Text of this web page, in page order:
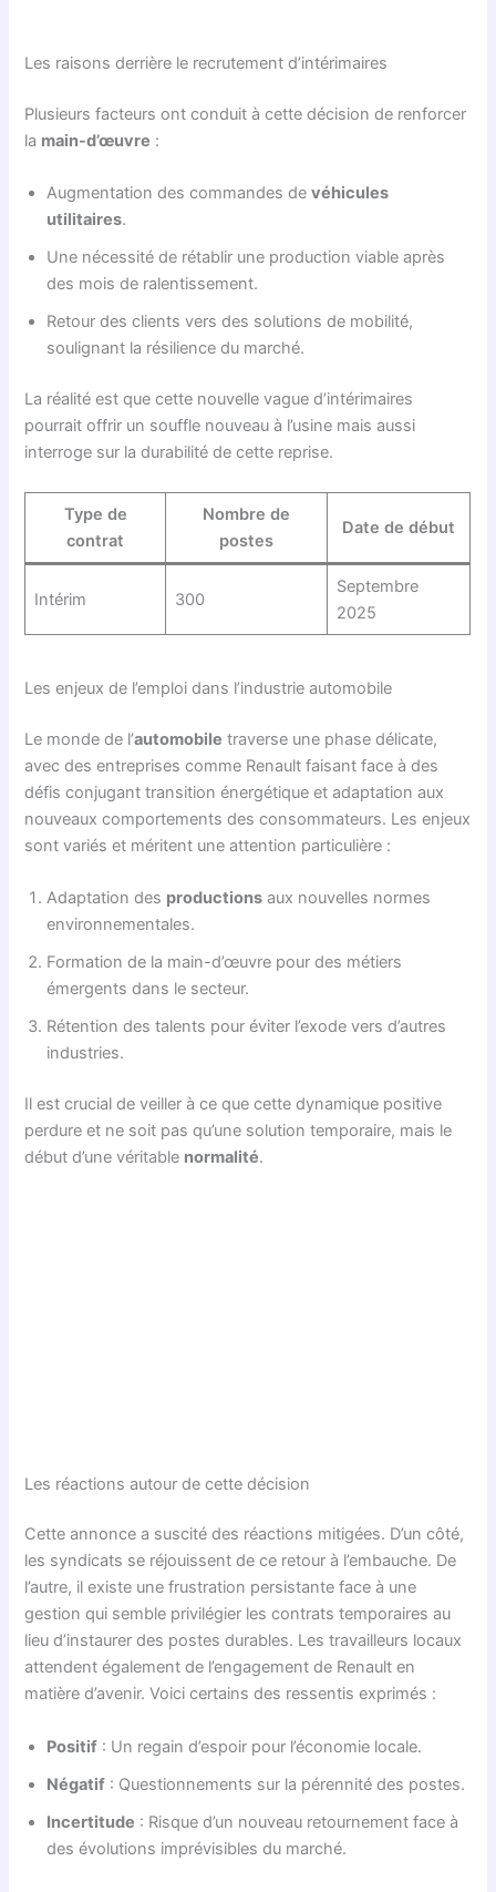
Les raisons derrière le recrutement d’intérimaires
Plusieurs facteurs ont conduit à cette décision de renforcer
la main-d’œuvre :
Augmentation des commandes devéhicules
utilitaires.
Une nécessité de rétablir une production viable après
des mois de ralentissement.
Retour des clients vers des solutions de mobilité,
soulignant la résilience du marché.
La réalité est que cette nouvelle vague d’intérimaires
pourrait offrir un souffle nouveau à l’usine mais aussi
interroge sur la durabilité de cette reprise.
Type de
contrat
Nombre de
postes
Date de début
Intérim 300
Septembre
2025
Les enjeux de l’emploi dans l’industrie automobile
Le monde de l’automobile traverse une phase délicate,
avec des entreprises comme Renault faisant face à des
défis conjugant transition énergétique et adaptation aux
nouveaux comportements des consommateurs. Les enjeux
sont variés et méritent une attention particulière :
Adaptation des productions aux nouvelles normes
environnementales.
Formation de la main-d’œuvre pour des métiers
émergents dans le secteur.
Rétention des talents pour éviter l’exode vers d’autres
industries.
Il est crucial de veiller à ce que cette dynamique positive
perdure et ne soit pas qu’une solution temporaire, mais le
début d’une véritable normalité.
Les réactions autour de cette décision
Cette annonce a suscité des réactions mitigées. D’un côté,
les syndicats se réjouissent de ce retour à l’embauche. De
l’autre, il existe une frustration persistante face à une
gestion qui semble privilégier les contrats temporaires au
lieu d’instaurer des postes durables. Les travailleurs locaux
attendent également de l’engagement de Renault en
matière d’avenir. Voici certains des ressentis exprimés :
Positif : Un regain d’espoir pour l’économie locale.
Négatif : Questionnements sur la pérennité des postes.
Incertitude : Risque d’un nouveau retournement face à
des évolutions imprévisibles du marché.